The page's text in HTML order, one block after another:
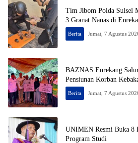
Tim Jibom Polda Sulsel
3 Granat Nanas di
Berita Jumat, 7 Agustus
BAZNAS Enrekang
Pensiunan Korban
Berita Jumat, 7 Agustus
UNIMEN Resmi Buka 8
Program Studi